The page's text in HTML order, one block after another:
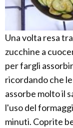
Una volta resa
zucchine a
per fargli
ricordando che
assorbe molto il
l'uso del
minuti. Coprite